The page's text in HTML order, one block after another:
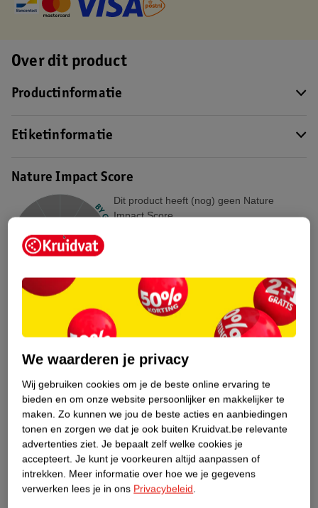
Over dit product
Productinformatie
Etiketinformatie
Nature Impact Score
Dit product heeft (nog) geen Nature
Impact Score.
Bestel & Bezorginformatie
Bekijk ook
ANDEREN KOCHTEN OOK
We waarderen je privacy
Wij gebruiken cookies om je de beste online ervaring te
bieden en om onze website persoonlijker en makkelijker te
maken. Zo kunnen we jou de beste acties en aanbiedingen
tonen en zorgen we dat je ook buiten Kruidvat.be relevante
advertenties ziet. Je bepaalt zelf welke cookies je
accepteert. Je kunt je voorkeuren altijd aanpassen of
intrekken. Meer informatie over hoe we je gegevens
verwerken lees je in ons Privacybeleid.